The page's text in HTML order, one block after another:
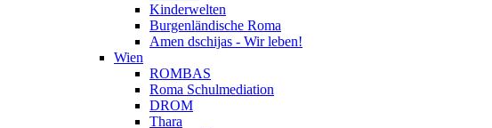
Kinderwelten
Burgenländische Roma
Amen dschijas - Wir leben!
Wien
ROMBAS
Roma Schulmediation
DROM
Thara